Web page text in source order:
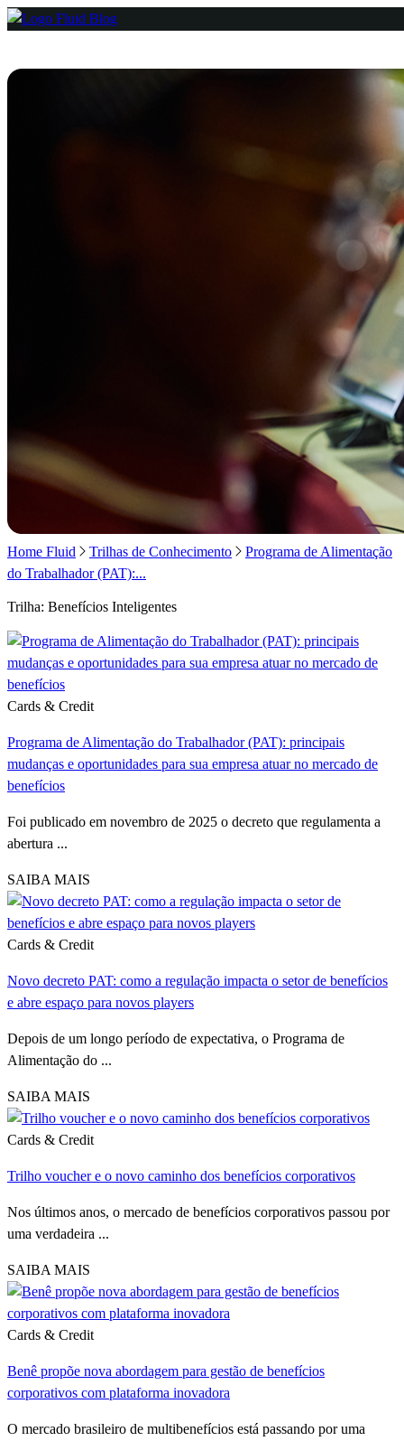
Home Fluid Trilhas de Conhecimento
Programa de Alimentação
do Trabalhador (PAT):...
Trilha: Benefícios Inteligentes
Cards & Credit
Programa de Alimentação do Trabalhador (PAT): principais
mudanças e oportunidades para sua empresa atuar no mercado de
benefícios
Foi publicado em novembro de 2025 o decreto que regulamenta a
abertura ...
SAIBA MAIS
Cards & Credit
Novo decreto PAT: como a regulação impacta o setor de benefícios
e abre espaço para novos players
Depois de um longo período de expectativa, o Programa de
Alimentação do ...
SAIBA MAIS
Cards & Credit
Trilho voucher e o novo caminho dos benefícios corporativos
Nos últimos anos, o mercado de benefícios corporativos passou por
uma verdadeira ...
SAIBA MAIS
Cards & Credit
Benê propõe nova abordagem para gestão de benefícios
corporativos com plataforma inovadora
O mercado brasileiro de multibenefícios está passando por uma